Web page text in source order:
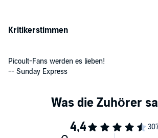
Kritikerstimmen
Picoult-Fans werden es lieben!
-- Sunday Express